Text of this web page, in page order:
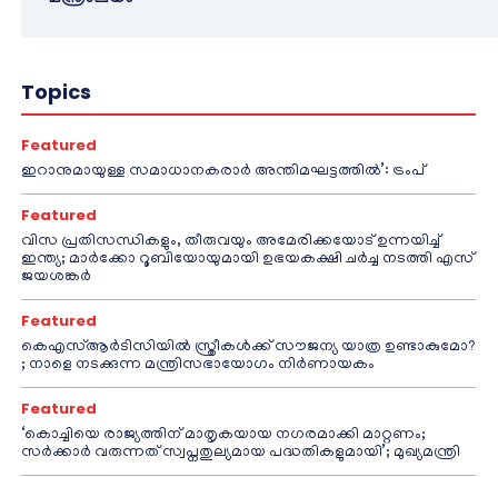
Topics
Featured
ഇറാനുമായുള്ള സമാധാനകരാർ അന്തിമഘട്ടത്തിൽ‌’: ട്രംപ്
Featured
വിസ പ്രതിസന്ധികളും, തീരുവയും അമേരിക്കയോട് ഉന്നയിച്ച്
ഇന്ത്യ; മാർക്കോ റൂബിയോയുമായി ഉഭയകക്ഷി ചർച്ച നടത്തി എസ്
ജയശങ്കർ
Featured
കെഎസ്ആർടിസിയിൽ സ്ത്രീകൾക്ക് സൗജന്യ യാത്ര ഉണ്ടാകുമോ?
; നാളെ നടക്കുന്ന മന്ത്രിസഭായോഗം നിർണായകം
Featured
‘കൊച്ചിയെ രാജ്യത്തിന് മാതൃകയായ നഗരമാക്കി മാറ്റണം;
സർക്കാർ വരുന്നത് സ്വപ്നതുല്യമായ പദ്ധതികളുമായി’; മുഖ്യമന്ത്രി